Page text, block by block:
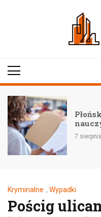
7
Kryminalne , Wypadki
Pościg